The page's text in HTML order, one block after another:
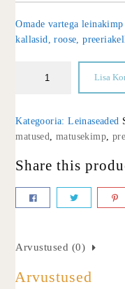
Omade vartega
kallasid, roose,
Lisa
Kategooria:Leinaseaded
matused ,matusekimp
Share this
Arvustused (0)
Arvustused